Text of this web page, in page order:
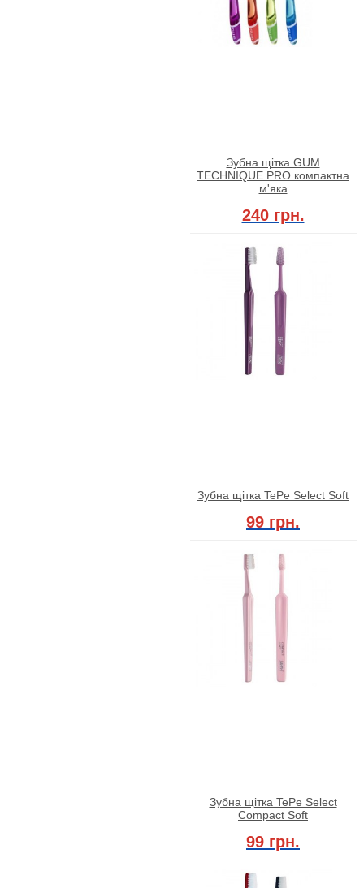
Зубна щітка GUM
TECHNIQUE PRO компактна
м'яка
240 грн.
Зубна щітка TePe Select Soft
99 грн.
Зубна щітка TePe Select
Compact Soft
99 грн.